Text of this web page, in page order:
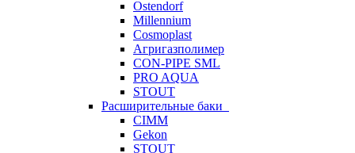
Ostendorf
Millennium
Cosmoplast
Агригазполимер
CON-PIPE SML
PRO AQUA
STOUT
Расширительные баки
CIMM
Gekon
STOUT